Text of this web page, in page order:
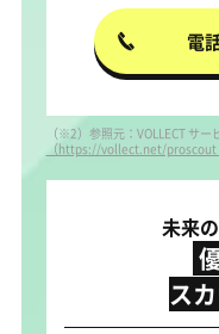
電
（※2）参照元：VOLLECT サ
（https://vollect.net/
未来
ス